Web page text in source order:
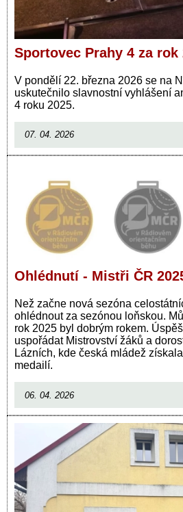
Sportovec Prahy 4 za rok
V pondělí 22. března 2026 se na
uskutečnilo slavnostní vyhlášení
4 roku 2025.
07. 04. 2026
Ohlédnutí - Mistři ČR
Než začne nová sezóna
ohlédnout za sezónou loňskou.
rok 2025 byl dobrým rokem.
uspořádat Mistrovství žáků a
Lázních, kde česká mládež
medailí.
06. 04. 2026